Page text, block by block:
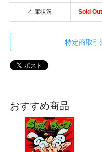
在庫状況 Sold
特定商取引
おすすめ商品